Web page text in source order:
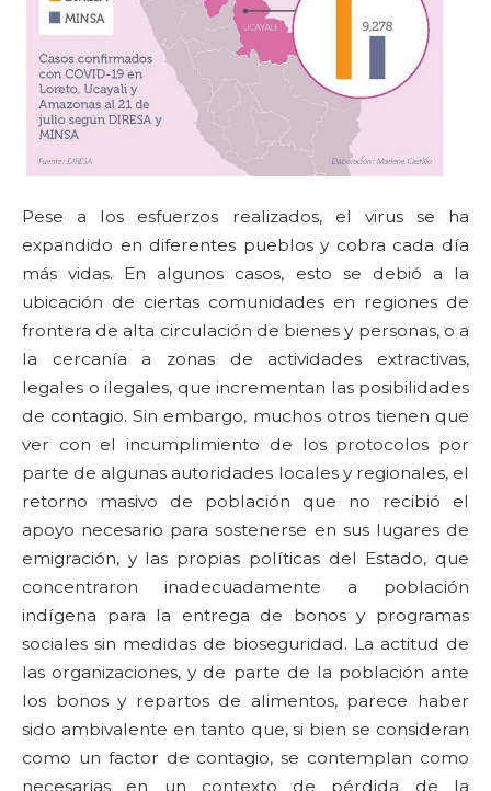
Pese a los esfuerzos realizados, el virus se ha
expandido en diferentes pueblos y cobra cada día
más vidas. En algunos casos, esto se debió a la
ubicación de ciertas comunidades en regiones de
frontera de alta circulación de bienes y personas, o a
la cercanía a zonas de actividades extractivas,
legales o ilegales, que incrementan las posibilidades
de contagio. Sin embargo, muchos otros tienen que
ver con el incumplimiento de los protocolos por
parte de algunas autoridades locales y regionales, el
retorno masivo de población que no recibió el
apoyo necesario para sostenerse en sus lugares de
emigración, y las propias políticas del Estado, que
concentraron inadecuadamente a población
indígena para la entrega de bonos y programas
sociales sin medidas de bioseguridad. La actitud de
las organizaciones, y de parte de la población ante
los bonos y repartos de alimentos, parece haber
sido ambivalente en tanto que, si bien se consideran
como un factor de contagio, se contemplan como
necesarias en un contexto de pérdida de la